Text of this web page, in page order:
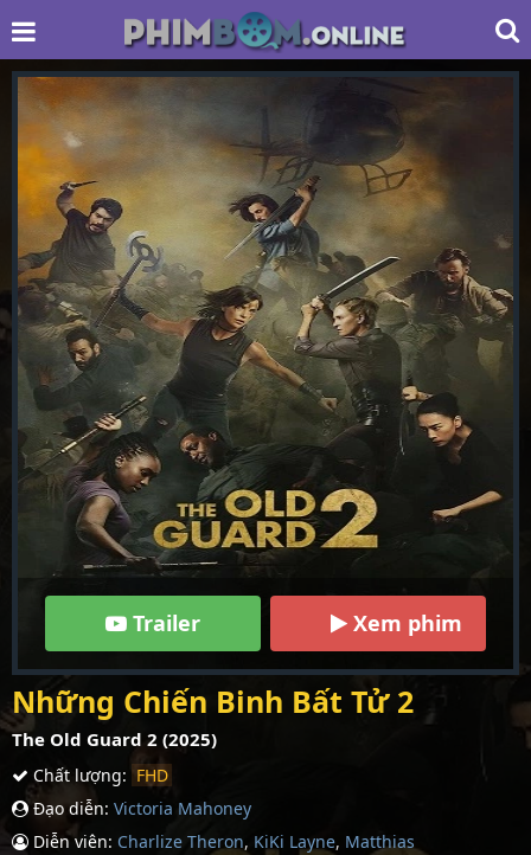
Trailer Xem phim
Những Chiến Binh Bất Tử 2
The Old Guard 2 (2025)
Chất lượng: FHD
Đạo diễn: Victoria Mahoney
Diễn viên: Charlize Theron, KiKi Layne, Matthias